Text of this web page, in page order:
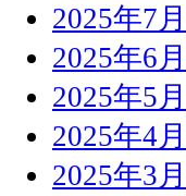
2025年7月
2025年6月
2025年5月
2025年4月
2025年3月